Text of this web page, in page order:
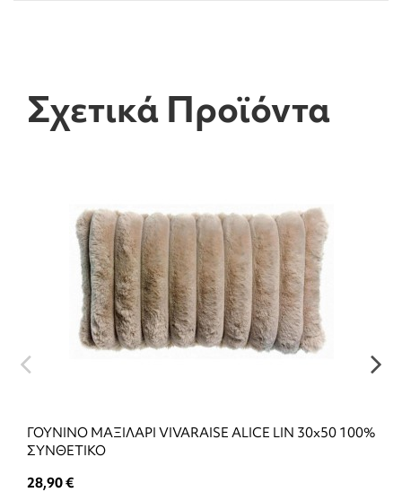
Σχετικά Προϊόντα
ΓΟΥΝΙΝΟ ΜΑΞΙΛΑΡΙ VIVARAISE ALICE LIN 30x50 100%
ΣΥΝΘΕΤΙΚΟ
28,90 €